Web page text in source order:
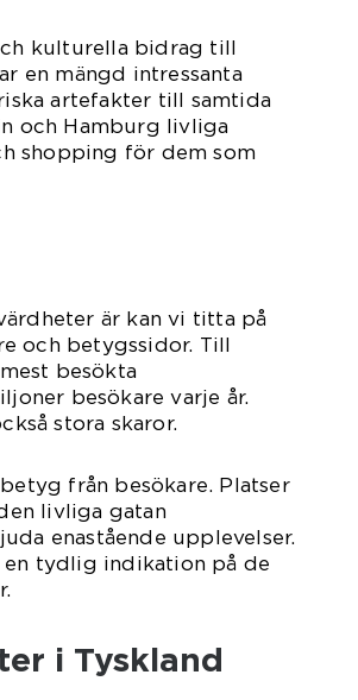
kulturella bidrag till
en mängd intressanta
artefakter till samtida
och Hamburg livliga
shopping för dem som
är kan vi titta på
och betygssidor. Till
besökta
besökare varje år.
stora skaror.
från besökare. Platser
livliga gatan
enastående upplevelser.
tydlig indikation på de
i Tyskland